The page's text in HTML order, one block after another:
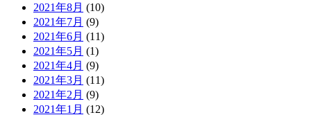
2021年8月 (10)
2021年7月 (9)
2021年6月 (11)
2021年5月 (1)
2021年4月 (9)
2021年3月 (11)
2021年2月 (9)
2021年1月 (12)